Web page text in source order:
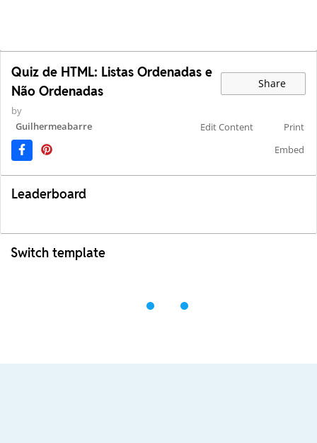
Quiz de HTML: Listas Ordenadas e
Não Ordenadas
Share
by
Guilhermeabarre
Edit Content
Print
Embed
Leaderboard
Switch template